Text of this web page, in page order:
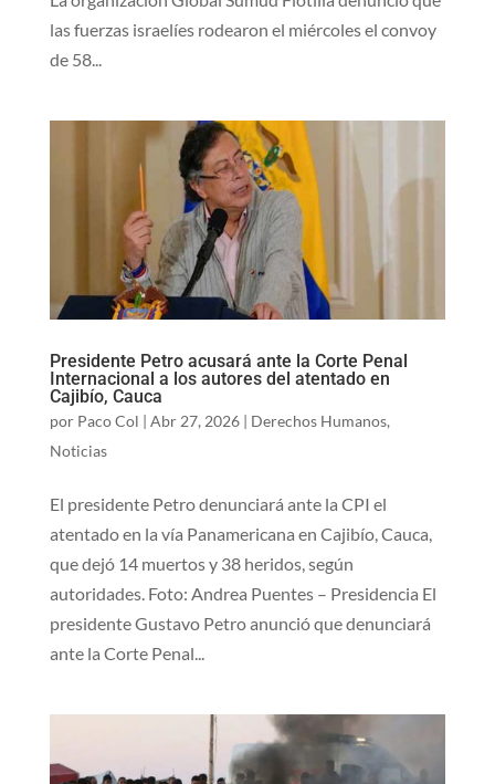
las fuerzas israelíes rodearon el miércoles el convoy
de 58...
Presidente Petro acusará ante la Corte Penal
Internacional a los autores del atentado en
Cajibío, Cauca
por Paco Col | Abr 27, 2026| Derechos Humanos,
Noticias
El presidente Petro denunciará ante la CPI el
atentado en la vía Panamericana en Cajibío, Cauca,
que dejó 14 muertos y 38 heridos, según
autoridades. Foto: Andrea Puentes – Presidencia El
presidente Gustavo Petro anunció que denunciará
ante la Corte Penal...